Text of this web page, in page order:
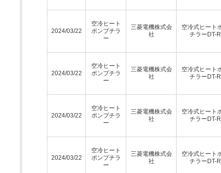
2024/03/22
空冷ヒート
ポンプチラ
ー
三菱電機株式会
社
空冷式ヒート
チラーDT-
2024/03/22
空冷ヒート
ポンプチラ
ー
三菱電機株式会
社
空冷式ヒート
チラーDT-
2024/03/22
空冷ヒート
ポンプチラ
ー
三菱電機株式会
社
空冷式ヒート
チラーDT-
2024/03/22
空冷ヒート
ポンプチラ
ー
三菱電機株式会
社
空冷式ヒート
チラーDT-